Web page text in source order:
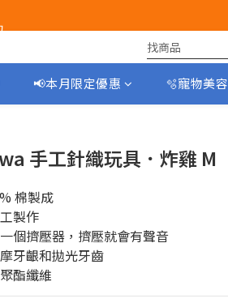
📢本月限定優惠 🫧寵物美容
手工針織玩具．炸雞 M
棉製成
製作
個擠壓器，擠壓就會有聲音
牙齦和拋光牙齒
酯纖維